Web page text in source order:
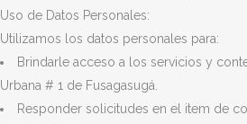
Uso de Datos Personales:
Utilizamos los datos personales para:
Brindarle acceso a los servicios y
Urbana # 1 de Fusagasugá.
Responder solicitudes en el item de